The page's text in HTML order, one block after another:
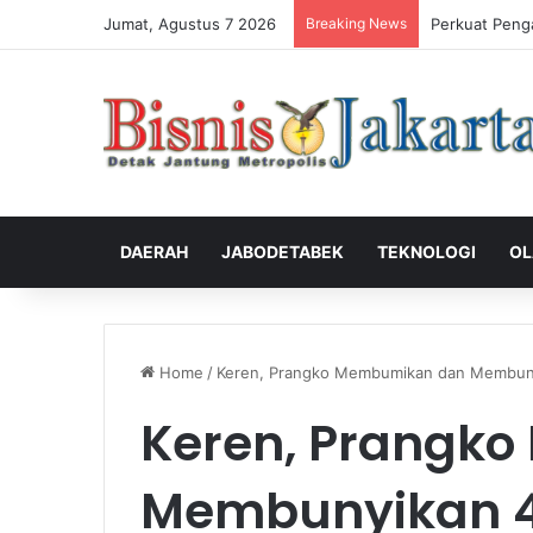
Jumat, Agustus 7 2026 Breaking News Perkuat
DAERAH JABODETABEK TEKNOLOGI
Home / Keren, Prangko Membumikan dan
Keren,
Membunyikan